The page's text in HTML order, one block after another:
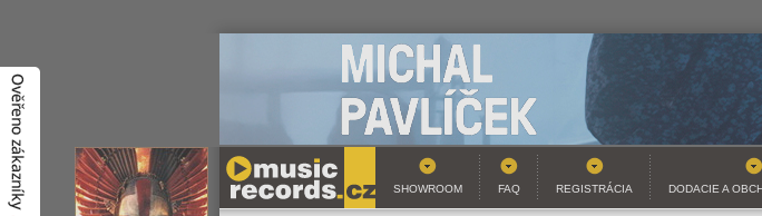
SHOWROOM
FAQ REGISTRÁCIA DODACIE A